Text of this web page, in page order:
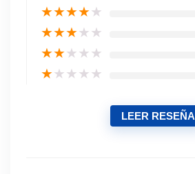
★★★★★
★★★★★
★★★★★
★★★★★
LEER RESEÑA